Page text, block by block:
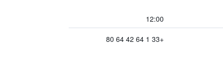
12:00
+33 1 64 42 64 80